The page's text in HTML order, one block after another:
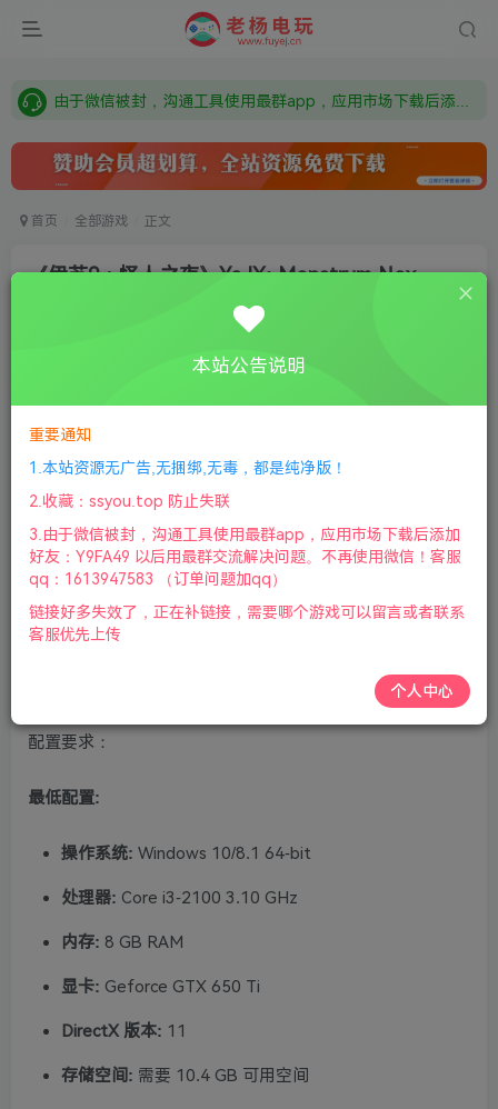
需要什么游戏请联系客服，若链接失效请联系客服，百度网盘边上的激活码也是解压密码
首页 全部游戏 正文
《伊苏9：怪人之夜》Ys IX: Monstrum Nox
①下载安装教程 ②下载安装视频教程 ③ 游戏运行
版本介绍：v20220120|容量15GB|官方繁体中文|支持键盘.
鼠标.手柄|赠多项修改器|2022年01月20号更新
游戏介绍：
在被囚禁在 Balduq 期间，Adol 受到诅咒并变成了一个怪
配置要求：
最低配置:
操作系统: Windows 10/8.1 64-bit
处理器: Core i3-2100 3.10 GHz
内存: 8 GB RAM
显卡: Geforce GTX 650 Ti
DirectX 版本: 11
存储空间: 需要 10.4 GB 可用空间
本站公告说明
重要通知
1.本站资源无广告,无捆绑,无毒，都是纯净版！
2.收藏：ssyou.top 防止失联
3.由于微信被封，沟通工具使用最群app，应用市场下载后添加
好友：Y9FA49 以后用最群交流解决问题。不再使用微信！客服
qq：1613947583 （订单问题加qq）
链接好多失效了，正在补链接，需要哪个游戏可以留言或者联系
客服优先上传
个人中心